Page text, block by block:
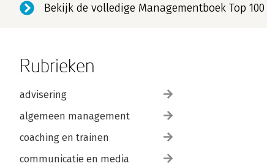
Bekijk de volledige Managementboek Top 100
Rubrieken
advisering
algemeen management
coaching en trainen
communicatie en media